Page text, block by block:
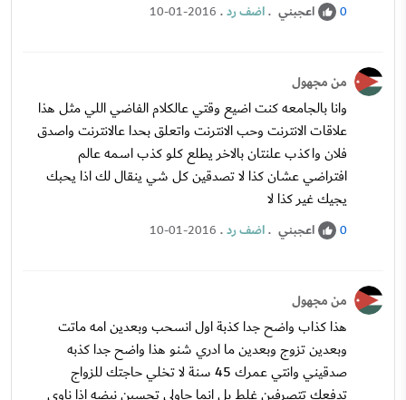
0 اعجبني .اضف رد.
10-01-2016
من مجهول
وانا بالجامعه كنت اضيع وقتي عالكلام الفاضي اللي مثل هذا
علاقات الانترنت وحب الانترنت واتعلق بحدا عالانترنت واصدق
فلان واكذب علنتان بالاخر يطلع كلو كذب اسمه عالم
افتراضي عشان كذا لا تصدقين كل شي ينقال لك اذا يحبك
يجيك غير كذا لا
0 اعجبني .اضف رد.
10-01-2016
من مجهول
هذا كذاب واضح جدا كذبة اول انسحب وبعدين امه ماتت
وبعدين تزوج وبعدين ما ادري شنو هذا واضح جدا كذبه
صدقيني وانتي عمرك 45 سنة لا تخلي حاجتك للزواج
تدفعك تتصرفين غلط بل انما حاولي تجسين نبضه اذا ناوي